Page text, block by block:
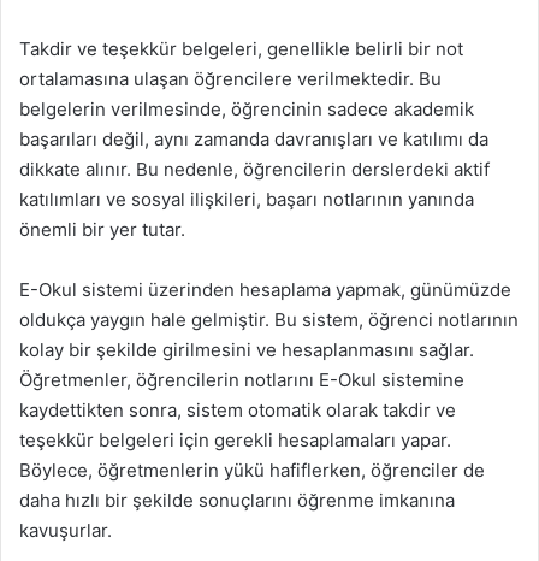
Takdir ve teşekkür belgeleri, genellikle belirli bir not
ortalamasına ulaşan öğrencilere verilmektedir. Bu
belgelerin verilmesinde, öğrencinin sadece akademik
başarıları değil, aynı zamanda davranışları ve katılımı da
dikkate alınır. Bu nedenle, öğrencilerin derslerdeki aktif
katılımları ve sosyal ilişkileri, başarı notlarının yanında
önemli bir yer tutar.
E-Okul sistemi üzerinden hesaplama yapmak, günümüzde
oldukça yaygın hale gelmiştir. Bu sistem, öğrenci notlarının
kolay bir şekilde girilmesini ve hesaplanmasını sağlar.
Öğretmenler, öğrencilerin notlarını E-Okul sistemine
kaydettikten sonra, sistem otomatik olarak takdir ve
teşekkür belgeleri için gerekli hesaplamaları yapar.
Böylece, öğretmenlerin yükü hafiflerken, öğrenciler de
daha hızlı bir şekilde sonuçlarını öğrenme imkanına
kavuşurlar.